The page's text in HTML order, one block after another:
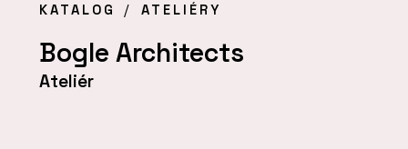
KATALOG ATELIÉRY
Bogle Architects
Ateliér